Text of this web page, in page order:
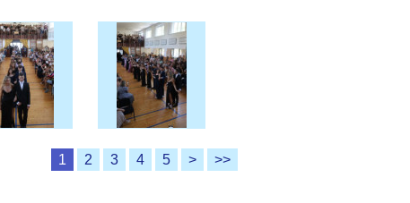
1 2 3 4 5 > >>